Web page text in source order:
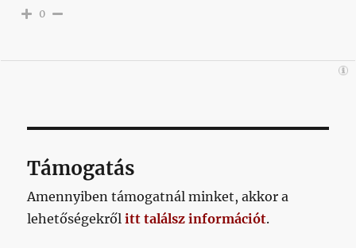
0
Támogatás
Amennyiben támogatnál minket, akkor a
lehetőségekrőlitt találsz információt.